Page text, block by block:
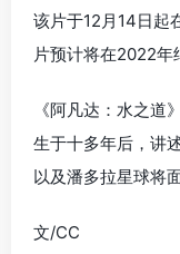
该片于12月14日起
片预计将在2022年
《阿凡达：水之道
生于十多年后，讲
以及潘多拉星球将
文/CC